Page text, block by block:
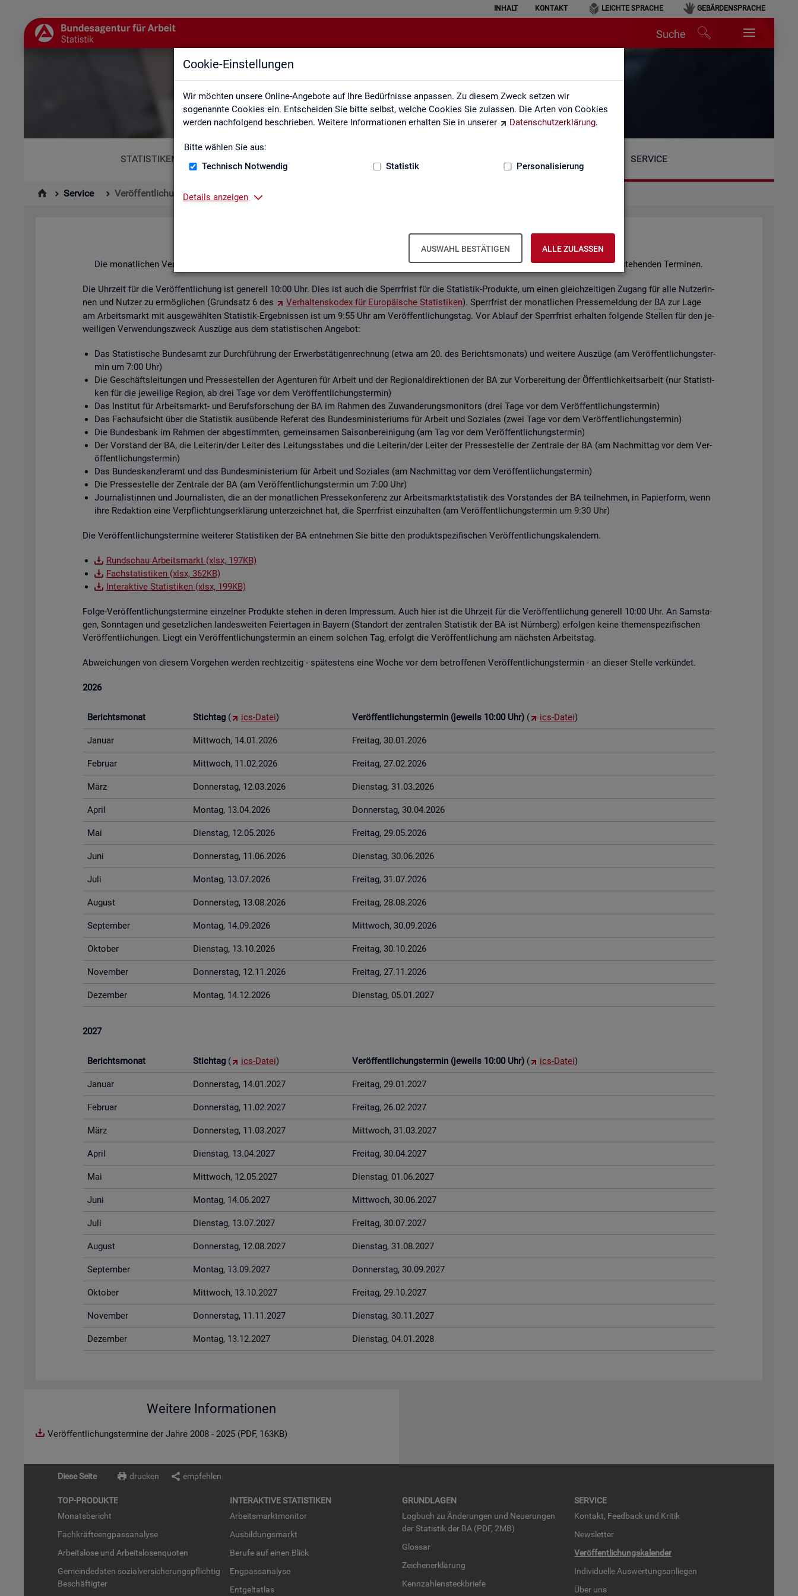
Cookie-Einstellungen
Wir möchten unsere Online-Angebote auf Ihre Bedürfnisse anpassen. Zu diesem Zweck setzen wir
sogenannte Cookies ein. Entscheiden Sie bitte selbst, welche Cookies Sie zulassen. Die Arten von Cookies
werden nachfolgend beschrieben. Weitere Informationen erhalten Sie in unserer
Datenschutzerklärung.
Bitte wählen Sie aus:
Technisch Notwendig
Statistik Personalisierung
Details anzeigen
AUSWAHL BESTÄTIGEN ALLE ZULASSEN
INHALT KONTAKT LEICHTE SPRACHE GEBÄRDENSPRACHE
Suche
Veröffentlichungskalender
STATISTIKEN SERVICE
Service Veröffentlichungskalender
Ver­öf­fent­li­chungs­ka­len­der
Die mo­nat­li­chen Ver­öf­fent­li­chun­gen der Sta­tis­ti­ken über den Ar­beits­markt in Deutsch­land und in den Re­gio­nen er­fol­gen an den unten ste­hen­den Ter­mi­nen.
Die Uhr­zeit für die Ver­öf­fent­li­chung ist ge­ne­rell 10:00 Uhr. Dies ist auch die Sperr­frist für die Sta­tis­tik-Pro­duk­te, um einen gleich­zei­ti­gen Zu­gang für alle Nut­ze­rin­
nen und Nut­zer zu er­mög­li­chen (Grund­satz 6 des
Ver­hal­tens­ko­dex für Eu­ro­päi­sche Sta­tis­ti­ken). Sperr­frist der mo­nat­li­chen Pres­se­mel­dung der BAzur Lage
am Ar­beits­markt mit aus­ge­wähl­ten Sta­tis­tik-Er­geb­nis­sen ist um 9:55 Uhr am Ver­öf­fent­li­chungs­tag. Vor Ab­lauf der Sperr­frist er­hal­ten fol­gen­de Stel­len für den je­
wei­li­gen Ver­wen­dungs­zweck Aus­zü­ge aus dem sta­tis­ti­schen An­ge­bot:
Das Sta­tis­ti­sche Bun­des­amt zur Durch­füh­rung der Er­werbs­tä­ti­gen­rech­nung (etwa am 20. des Be­richts­mo­nats) und wei­te­re Aus­zü­ge (am Ver­öf­fent­li­chungs­ter­
min um 7:00 Uhr)
Die Ge­schäfts­lei­tun­gen und Pres­se­stel­len der Agen­tu­ren für Ar­beit und der Re­gio­nal­di­rek­tio­nen der BA zur Vor­be­rei­tung der Öf­fent­lich­keits­ar­beit (nur Sta­tis­ti­
ken für die je­wei­li­ge Re­gi­on, ab drei Tage vor dem Ver­öf­fent­li­chungs­ter­min)
Das In­sti­tut für Ar­beits­markt- und Be­rufs­for­schung der BA im Rah­men des Zu­wan­de­rungs­mo­ni­tors (drei Tage vor dem Ver­öf­fent­li­chungs­ter­min)
Das Fach­auf­sicht über die Sta­tis­tik aus­üben­de Re­fe­rat des Bun­des­mi­nis­te­ri­ums für Ar­beit und So­zia­les (zwei Tage vor dem Ver­öf­fent­li­chungs­ter­min)
Die Bun­des­bank im Rah­men der ab­ge­stimm­ten, ge­mein­sa­men Sai­son­be­rei­ni­gung (am Tag vor dem Ver­öf­fent­li­chungs­ter­min)
Der Vor­stand der BA, die Lei­te­rin/der Lei­ter des Lei­tungs­sta­bes und die Lei­te­rin/der Lei­ter der Pres­se­stel­le der Zen­tra­le der BA (am Nach­mit­tag vor dem Ver­
öf­fent­li­chungs­ter­min)
Das Bun­des­kanz­ler­amt und das Bun­des­mi­nis­te­ri­um für Ar­beit und So­zia­les (am Nach­mit­tag vor dem Ver­öf­fent­li­chungs­ter­min)
Die Pres­se­stel­le der Zen­tra­le der BA (am Ver­öf­fent­li­chungs­ter­min um 7:00 Uhr)
Jour­na­lis­tin­nen und Jour­na­lis­ten, die an der mo­nat­li­chen Pres­se­kon­fe­renz zur Ar­beits­markt­sta­tis­tik des Vor­stan­des der BA teil­neh­men, in Pa­pier­form, wenn
ihre Re­dak­ti­on eine Ver­pflich­tungs­er­klä­rung un­ter­zeich­net hat, die Sperr­frist ein­zu­hal­ten (am Ver­öf­fent­li­chungs­ter­min um 9:30 Uhr)
Die Ver­öf­fent­li­chungs­ter­mi­ne wei­te­rer Sta­tis­ti­ken der BA ent­neh­men Sie bitte den pro­dukt­spe­zi­fi­schen Ver­öf­fent­li­chungs­ka­len­dern.
Rund­schau Ar­beits­markt (xlsx, 197KB)
Fach­sta­tis­ti­ken (xlsx, 362KB)
In­ter­ak­ti­ve Sta­tis­ti­ken (xlsx, 199KB)
Folge-Ver­öf­fent­li­chungs­ter­mi­ne ein­zel­ner Pro­duk­te ste­hen in deren Im­pres­sum. Auch hier ist die Uhr­zeit für die Ver­öf­fent­li­chung ge­ne­rell 10:00 Uhr. An Sams­ta­
gen, Sonn­ta­gen und ge­setz­li­chen lan­des­wei­ten Fei­er­ta­gen in Bay­ern (Stand­ort der zen­tra­len Sta­tis­tik der BA ist Nürn­berg) er­fol­gen keine the­men­spe­zi­fi­schen
Ver­öf­fent­li­chun­gen. Liegt ein Ver­öf­fent­li­chungs­ter­min an einem sol­chen Tag, er­folgt die Ver­öf­fent­li­chung am nächs­ten Ar­beits­tag.
Ab­wei­chun­gen von die­sem Vor­ge­hen wer­den recht­zei­tig - spä­tes­tens eine Woche vor dem be­trof­fe­nen Ver­öf­fent­li­chungs­ter­min - an die­ser Stel­le ver­kün­det.
2026
Be­richts­mo­nat Stich­tag ( ics-Datei) Ver­öf­fent­li­chungs­ter­min (je­weils 10:00 Uhr) ( ics-Datei)
Ja­nu­ar Mitt­woch, 14.01.2026 Frei­tag, 30.01.2026
Fe­bru­ar Mitt­woch, 11.02.2026 Frei­tag, 27.02.2026
März Don­ners­tag, 12.03.2026 Diens­tag, 31.03.2026
April Mon­tag, 13.04.2026 Don­ners­tag, 30.04.2026
Mai Diens­tag, 12.05.2026 Frei­tag, 29.05.2026
Juni Don­ners­tag, 11.06.2026 Diens­tag, 30.06.2026
Juli Mon­tag, 13.07.2026 Frei­tag, 31.07.2026
Au­gust Don­ners­tag, 13.08.2026 Frei­tag, 28.08.2026
Sep­tem­ber Mon­tag, 14.09.2026 Mitt­woch, 30.09.2026
Ok­to­ber Diens­tag, 13.10.2026 Frei­tag, 30.10.2026
No­vem­ber Don­ners­tag, 12.11.2026 Frei­tag, 27.11.2026
De­zem­ber Mon­tag, 14.12.2026 Diens­tag, 05.01.2027
2027
Be­richts­mo­nat Stich­tag ( ics-Datei) Ver­öf­fent­li­chungs­ter­min (je­weils 10:00 Uhr)( ics-Datei)
Ja­nu­ar Don­ners­tag, 14.01.2027 Frei­tag, 29.01.2027
Fe­bru­ar Don­ners­tag, 11.02.2027 Frei­tag, 26.02.2027
März Don­ners­tag, 11.03.2027 Mitt­woch, 31.03.2027
April Diens­tag, 13.04.2027 Frei­tag, 30.04.2027
Mai Mitt­woch, 12.05.2027 Diens­tag, 01.06.2027
Juni Mon­tag, 14.06.2027 Mitt­woch, 30.06.2027
Juli Diens­tag, 13.07.2027 Frei­tag, 30.07.2027
Au­gust Don­ners­tag, 12.08.2027 Diens­tag, 31.08.2027
Sep­tem­ber Mon­tag, 13.09.2027 Don­ners­tag, 30.09.2027
Ok­to­ber Mitt­woch, 13.10.2027 Frei­tag, 29.10.2027
No­vem­ber Don­ners­tag, 11.11.2027 Diens­tag, 30.11.2027
De­zem­ber Mon­tag, 13.12.2027 Diens­tag, 04.01.2028
Weitere Informationen
Veröffentlichungstermine der Jahre 2008 - 2025 (PDF, 163KB)
Diese Seite drucken empfehlen
TOP-PRO­DUK­TE
Mo­nats­be­richt
Fach­kräf­te­eng­pass­ana­ly­se
Ar­beits­lo­se und Ar­beits­lo­sen­quo­ten
Ge­mein­de­da­ten so­zi­al­ver­si­che­rungs­pflich­tig
Be­schäf­tig­ter
IN­TER­AK­TI­VE STA­TIS­TI­KEN
Ar­beits­markt­mo­ni­tor
Aus­bil­dungs­markt
Be­ru­fe auf einen Blick
Eng­pass­ana­ly­se
Ent­gel­t­at­las
GRUND­LA­GEN
Log­buch zu Än­de­run­gen und Neue­run­gen
der Sta­tis­tik der BA (PDF, 2MB)
Glos­sar
Zei­chen­er­klä­rung
Kenn­zah­len­steck­brie­fe
SER­VICE
Kon­takt, Feed­back und Kri­tik
News­let­ter
Ver­öf­fent­li­chungs­ka­len­der
In­di­vi­du­el­le Aus­wer­tungs­an­lie­gen
Über uns